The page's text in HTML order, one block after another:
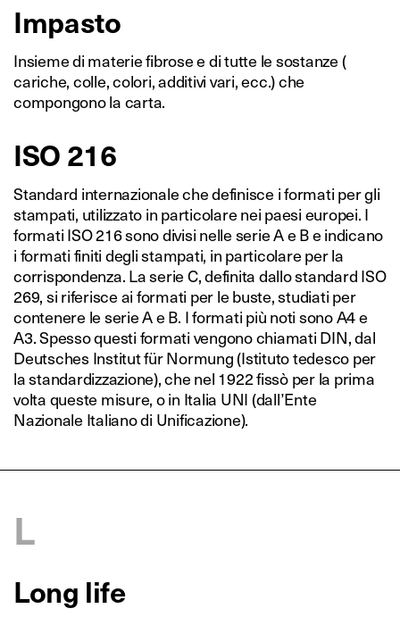
Impasto
Insieme di materie fibrose e di tutte le sostanze (
cariche, colle, colori, additivi vari, ecc.) che
compongono la carta.
ISO 216
Standard internazionale che definisce i formati per gli
stampati, utilizzato in particolare nei paesi europei. I
formati ISO 216 sono divisi nelle serie A e B e indicano
i formati finiti degli stampati, in particolare per la
corrispondenza. La serie C, definita dallo standard ISO
269, si riferisce ai formati per le buste, studiati per
contenere le serie A e B. I formati più noti sono A4 e
A3. Spesso questi formati vengono chiamati DIN, dal
Deutsches Institut für Normung (Istituto tedesco per
la standardizzazione), che nel 1922 fissò per la prima
volta queste misure, o in Italia UNI (dall’Ente
Nazionale Italiano di Unificazione).
L
Long life